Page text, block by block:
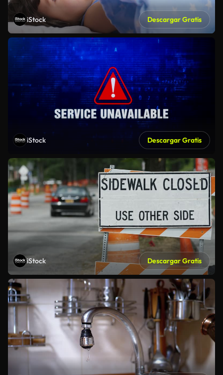
iStock Descargar Gratis
iStock Descargar Gratis
iStock Descargar Gratis